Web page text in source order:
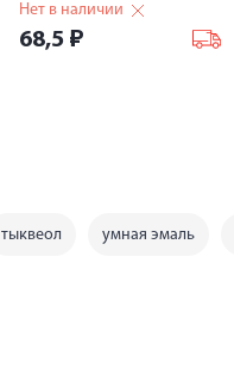
Нет в наличии
68,5 ₽
тыквеол умная эмаль